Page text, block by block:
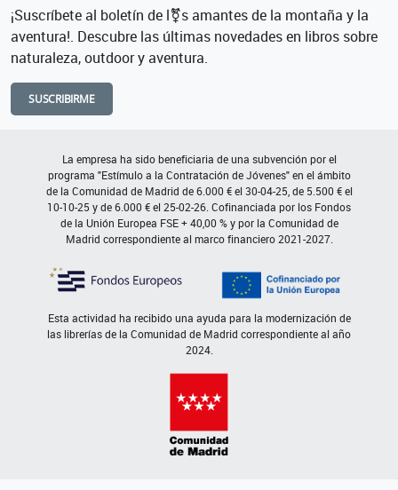
¡Suscríbete al boletín de l⚧s amantes de la montaña y la
aventura!. Descubre las últimas novedades en libros sobre
naturaleza, outdoor y aventura.
SUSCRIBIRME
La empresa ha sido beneficiaria de una subvención por el
programa "Estímulo a la Contratación de Jóvenes" en el ámbito
de la Comunidad de Madrid de 6.000 € el 30-04-25, de 5.500 € el
10-10-25 y de 6.000 € el 25-02-26. Cofinanciada por los Fondos
de la Unión Europea FSE + 40,00 % y por la Comunidad de
Madrid correspondiente al marco financiero 2021-2027.
Esta actividad ha recibido una ayuda para la modernización de
las librerías de la Comunidad de Madrid correspondiente al año
2024.